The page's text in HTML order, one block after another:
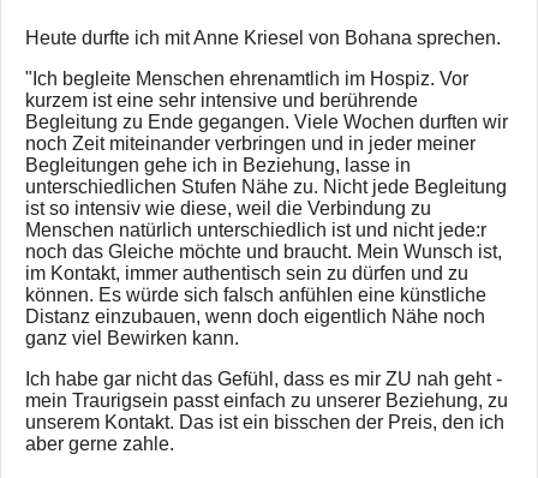
Heute durfte ich mit Anne Kriesel von Bohana sprechen.
"Ich begleite Menschen ehrenamtlich im Hospiz. Vor
kurzem ist eine sehr intensive und berührende
Begleitung zu Ende gegangen. Viele Wochen durften wir
noch Zeit miteinander verbringen und in jeder meiner
Begleitungen gehe ich in Beziehung, lasse in
unterschiedlichen Stufen Nähe zu. Nicht jede Begleitung
ist so intensiv wie diese, weil die Verbindung zu
Menschen natürlich unterschiedlich ist und nicht jede:r
noch das Gleiche möchte und braucht. Mein Wunsch ist,
im Kontakt, immer authentisch sein zu dürfen und zu
können. Es würde sich falsch anfühlen eine künstliche
Distanz einzubauen, wenn doch eigentlich Nähe noch
ganz viel Bewirken kann.
Ich habe gar nicht das Gefühl, dass es mir ZU nah geht -
mein Traurigsein passt einfach zu unserer Beziehung, zu
unserem Kontakt. Das ist ein bisschen der Preis, den ich
aber gerne zahle.